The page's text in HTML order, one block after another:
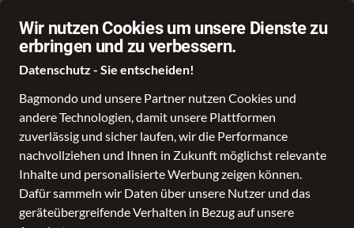
Wir nutzen Cookies um unsere Dienste zu
erbringen und zu verbessern.
Datenschutz - Sie entscheiden!
Bagmondo und unsere Partner nutzen Cookies und
andere Technologien, damit unsere Plattformen
zuverlässig und sicher laufen, wir die Performance
nachvollziehen und Ihnen in Zukunft möglichst relevante
Inhalte und personalisierte Werbung zeigen können.
Dafür sammeln wir Daten über unsere Nutzer und das
geräteübergreifende Verhalten in Bezug auf unsere
Business